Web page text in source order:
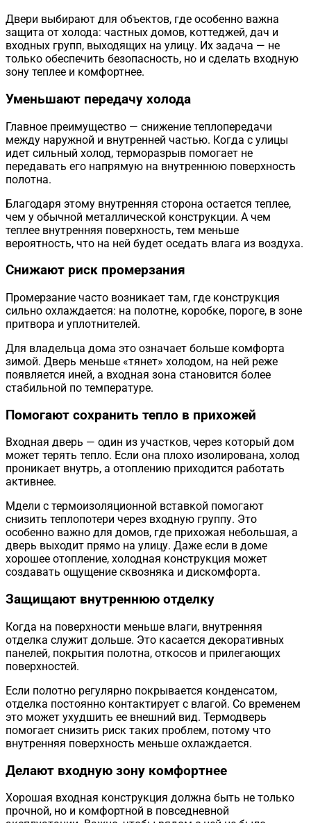
Двери выбирают для объектов, где особенно важна
защита от холода: частных домов, коттеджей, дач и
входных групп, выходящих на улицу. Их задача — не
только обеспечить безопасность, но и сделать входную
зону теплее и комфортнее.
Уменьшают передачу холода
Главное преимущество — снижение теплопередачи
между наружной и внутренней частью. Когда с улицы
идет сильный холод, терморазрыв помогает не
передавать его напрямую на внутреннюю поверхность
полотна.
Благодаря этому внутренняя сторона остается теплее,
чем у обычной металлической конструкции. А чем
теплее внутренняя поверхность, тем меньше
вероятность, что на ней будет оседать влага из воздуха.
Снижают риск промерзания
Промерзание часто возникает там, где конструкция
сильно охлаждается: на полотне, коробке, пороге, в зоне
притвора и уплотнителей.
Для владельца дома это означает больше комфорта
зимой. Дверь меньше «тянет» холодом, на ней реже
появляется иней, а входная зона становится более
стабильной по температуре.
Помогают сохранить тепло в прихожей
Входная дверь — один из участков, через который дом
может терять тепло. Если она плохо изолирована, холод
проникает внутрь, а отоплению приходится работать
активнее.
Мдели с термоизоляционной вставкой помогают
снизить теплопотери через входную группу. Это
особенно важно для домов, где прихожая небольшая, а
дверь выходит прямо на улицу. Даже если в доме
хорошее отопление, холодная конструкция может
создавать ощущение сквозняка и дискомфорта.
Защищают внутреннюю отделку
Когда на поверхности меньше влаги, внутренняя
отделка служит дольше. Это касается декоративных
панелей, покрытия полотна, откосов и прилегающих
поверхностей.
Если полотно регулярно покрывается конденсатом,
отделка постоянно контактирует с влагой. Со временем
это может ухудшить ее внешний вид. Термодверь
помогает снизить риск таких проблем, потому что
внутренняя поверхность меньше охлаждается.
Делают входную зону комфортнее
Хорошая входная конструкция должна быть не только
прочной, но и комфортной в повседневной